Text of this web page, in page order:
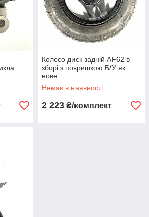
Колесо диск задній AF62 в
зборі з покришкою Б/У як
нове.
Немає в наявності
2 223 ₴/комплект